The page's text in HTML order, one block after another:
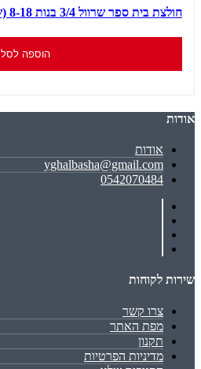
חולצת בית ספר שרוול 3/4 בנות 8-18 (שחור)
הוספה לסל
אודות
אודות
yghalbasha@gmail.com
0542070484
שירות לקוחות
צרו קשר
מפת האתר
תקנון
מדיניות הפרטיות